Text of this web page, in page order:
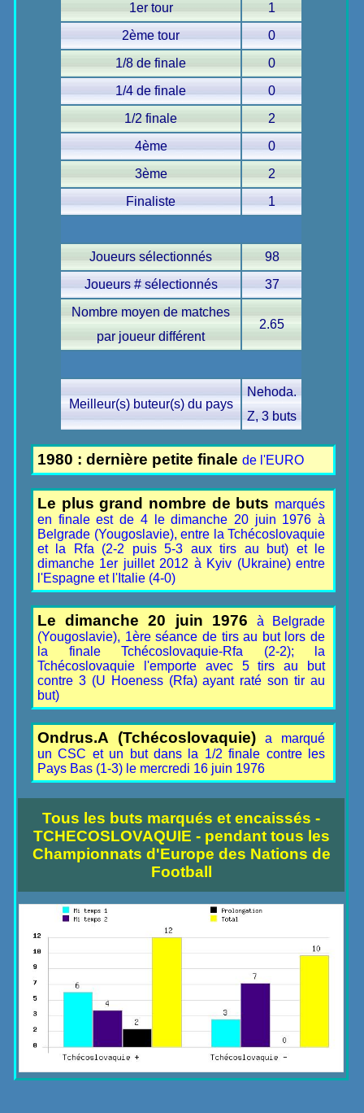
1er tour
1
2ème tour
0
1/8 de finale
0
1/4 de finale
0
1/2 finale
2
4ème
0
3ème
2
Finaliste
1
Joueurs sélectionnés
98
Joueurs # sélectionnés
37
Nombre moyen de matches
par joueur différent
2.65
Meilleur(s) buteur(s) du pays
Nehoda.
Z, 3 buts
1980 : dernière petite finalede l'EURO
Le plus grand nombre de buts marqués
en finale est de 4 le dimanche 20 juin 1976 à
Belgrade (Yougoslavie), entre la Tchécoslovaquie
et la Rfa (2-2 puis 5-3 aux tirs au but) et le
dimanche 1er juillet 2012 à Kyiv (Ukraine) entre
l'Espagne et l'Italie (4-0)
Le dimanche 20 juin 1976
à Belgrade
(Yougoslavie), 1ère séance de tirs au but lors de
la finale Tchécoslovaquie-Rfa (2-2); la
Tchécoslovaquie l'emporte avec 5 tirs au but
contre 3 (U Hoeness (Rfa) ayant raté son tir au
but)
Ondrus.A (Tchécoslovaquie)a marqué
un CSC et un but dans la 1/2 finale contre les
Pays Bas (1-3) le mercredi 16 juin 1976
Tous les buts marqués et encaissés -
TCHECOSLOVAQUIE - pendant tous les
Championnats d'Europe des Nations de
Football